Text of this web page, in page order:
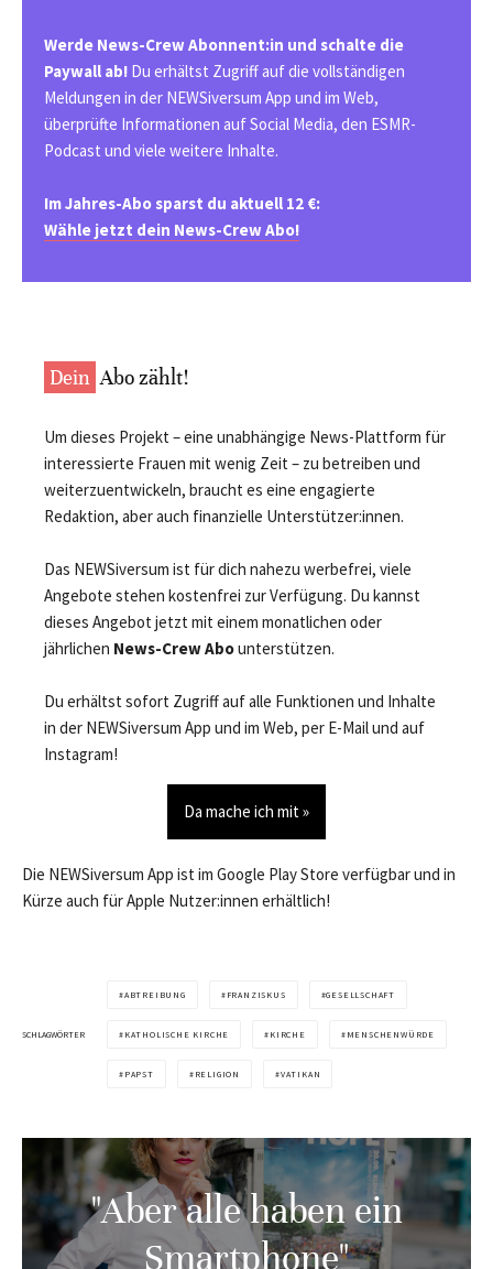
Werde News-Crew Abonnent:in und schalte die
Paywall ab! Du erhältst Zugriff auf die vollständigen
Meldungen in der NEWSiversum App und im Web,
überprüfte Informationen auf Social Media, den ESMR-
Podcast und viele weitere Inhalte.
Im Jahres-Abo sparst du aktuell 12 €:
Wähle jetzt dein News-Crew Abo!
Dein Abo zählt!
Um dieses Projekt – eine unabhängige News-Plattform für
interessierte Frauen mit wenig Zeit – zu betreiben und
weiterzuentwickeln, braucht es eine engagierte
Redaktion, aber auch finanzielle Unterstützer:innen.
Das NEWSiversum ist für dich nahezu werbefrei, viele
Angebote stehen kostenfrei zur Verfügung. Du kannst
dieses Angebot jetzt mit einem monatlichen oder
jährlichen News-Crew Abounterstützen.
Du erhältst sofort Zugriff auf alle Funktionen und Inhalte
in der NEWSiversum App und im Web, per E-Mail und auf
Instagram!
Da mache ich mit »
Die NEWSiversum App ist im Google Play Store verfügbar und in
Kürze auch für Apple Nutzer:innen erhältlich!
SCHLAGWÖRTER
ABTREIBUNG FRANZISKUS GESELLSCHAFT
KATHOLISCHE KIRCHE KIRCHE MENSCHENWÜRDE
PAPST RELIGION VATIKAN
"Aber alle haben ein
Smartphone"